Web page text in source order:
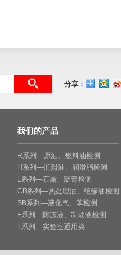
分享：
我们的产品
R系列—原油、燃料油检测
H系列—润滑油、润滑脂检测
L系列—石蜡、沥青检测
CB系列—热处理油、绝缘油检测
SB系列—液化气、苯检测
F系列—防冻液、制动液检测
T系列—实验室通用类